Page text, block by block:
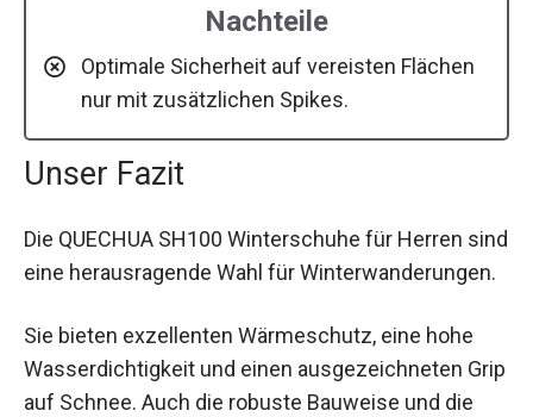
Nachteile
Optimale Sicherheit auf vereisten Flächen
nur mit zusätzlichen Spikes.
Unser Fazit
Die QUECHUA SH100 Winterschuhe für Herren sind
eine herausragende Wahl für Winterwanderungen.
Sie bieten exzellenten Wärmeschutz, eine hohe
Wasserdichtigkeit und einen ausgezeichneten Grip
auf Schnee. Auch die robuste Bauweise und die